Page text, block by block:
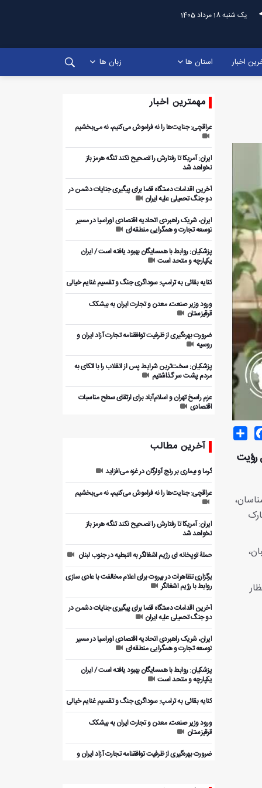
یک شنبه 18 مرداد 1405
اخبار استان ها زبان ها
Share
رؤیت
مهمترین اخبار
عراقچی: جنایت‌ها را نه فراموش می‌کنیم، نه می‌بخشیم
ایران: آمریکا تا رفتارش را تصحیح نکند تنگه هرمز باز
نخواهد شد
آخرین اقدامات دستگاه قضا برای پیگیری جنایات دشمن در
دو جنگ تحمیلی علیه ایران
ایران، شریک راهبردی اتحادیه اقتصادی اوراسیا در مسیر
توسعه تجارت و همگرایی منطقه‌ای
پزشکیان: روابط با همسایگان بهبود یافته است / ایران
یکپارچه و متحد است
کنایه بقائی به ترامپ: سوداگری جنگ و تقسیم غنایم خیالی
ورود وزیر صنعت، معدن و تجارت ایران به بیشکک
قرقیزستان
ضرورت بهره‌گیری از ظرفیت توافقنامه تجارت آزاد ایران و
روسیه
پزشکیان: سخت‌ترین شرایط پس از انقلاب را با اتکای به
مردم پشت سر گذاشتیم
عزم راسخ تهران و اسلام‌آباد برای ارتقای سطح مناسبات
اقتصادی
آخرین مطالب
گرما و بیماری بر رنج آوارگان در غزه می‌افزاید
عراقچی: جنایت‌ها را نه فراموش می‌کنیم، نه می‌بخشیم
ایران: آمریکا تا رفتارش را تصحیح نکند تنگه هرمز باز
نخواهد شد
حملۀ توپخانه ای رژیم اشغالگر به النبطیه در جنوب لبنان
برگزاری تظاهرات در بیروت برای اعلام مخالفت با عادی سازی
روابط با رژیم اشغالگر
آخرین اقدامات دستگاه قضا برای پیگیری جنایات دشمن در
دو جنگ تحمیلی علیه ایران
ایران، شریک راهبردی اتحادیه اقتصادی اوراسیا در مسیر
توسعه تجارت و همگرایی منطقه‌ای
پزشکیان: روابط با همسایگان بهبود یافته است / ایران
یکپارچه و متحد است
کنایه بقائی به ترامپ: سوداگری جنگ و تقسیم غنایم خیالی
ورود وزیر صنعت، معدن و تجارت ایران به بیشکک
قرقیزستان
ضرورت بهره‌گیری از ظرفیت توافقنامه تجارت آزاد ایران و
️ شناسایی و بازداشت ۲۱ مزدور موساد در کرمان